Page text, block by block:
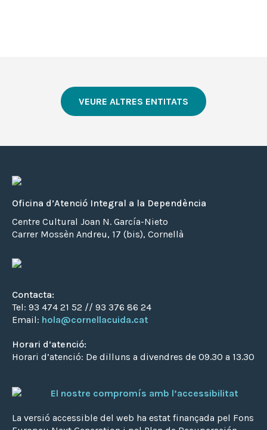
VEURE ALTRES ENTITATS
Oficina d’Atenció Integral a la Dependència
Centre Cultural Joan N. García-Nieto
Carrer Mossèn Andreu, 17 (bis), Cornellà
Contacta:
Tel: 93 474 21 52 // 93 376 86 24
Email: hola@cornellacuida.cat
Horari d’atenció:
Horari d’atenció: De dilluns a divendres de 09.30 a 13.30
El nostre compromís amb l’accessibilitat
La versió accessible del web ha estat finançada pel Fons